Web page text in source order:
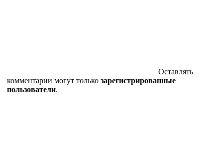
Оставлять
комментарии могут только зарегистрированные
пользователи.